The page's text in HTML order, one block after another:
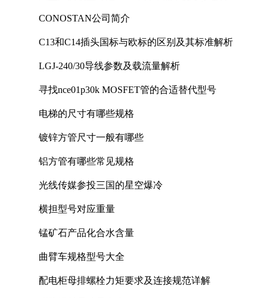
CONOSTAN公司简介
C13和C14插头国标与欧标的区别及其标准解析
LGJ-240/30导线参数及载流量解析
寻找nce01p30k MOSFET管的合适替代型号
电梯的尺寸有哪些规格
镀锌方管尺寸一般有哪些
铝方管有哪些常见规格
光线传媒参投三国的星空爆冷
横担型号对应重量
锰矿石产品化合水含量
曲臂车规格型号大全
配电柜母排螺栓力矩要求及连接规范详解